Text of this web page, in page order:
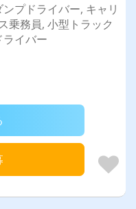
プドライバー, キャリ
乗務員, 小型トラック
ライバー